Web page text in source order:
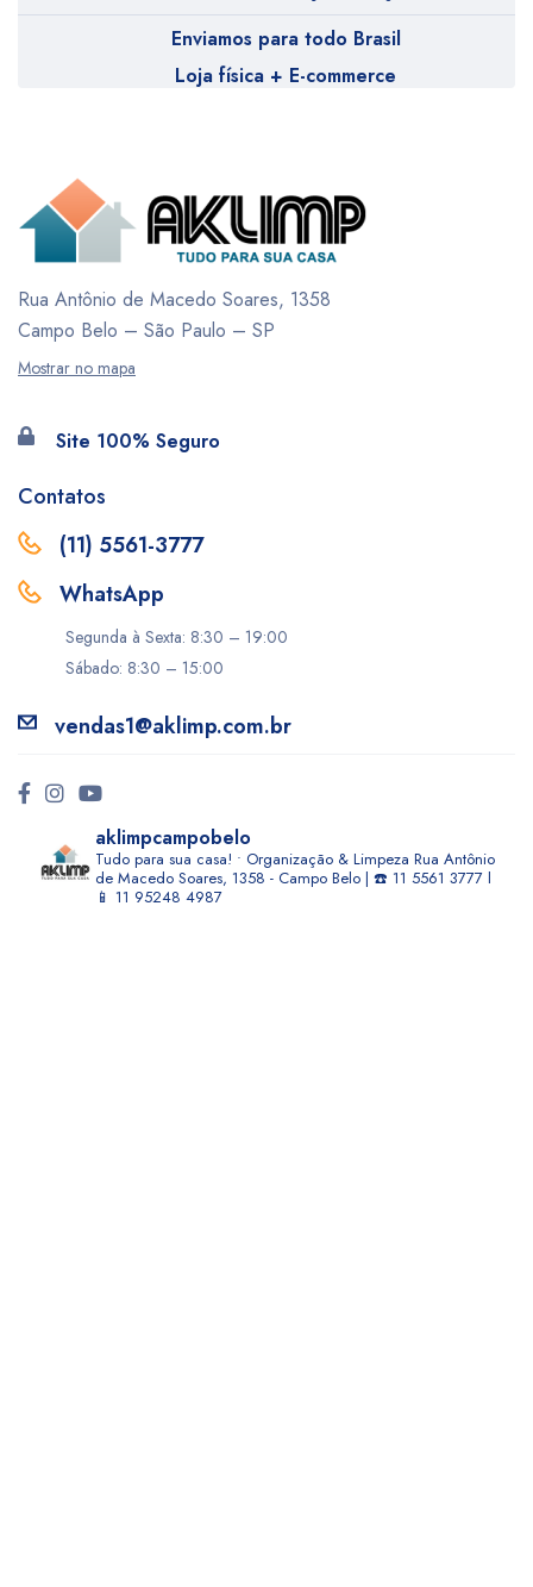
Enviamos para todo Brasil
Loja física + E-commerce
Rua Antônio de Macedo Soares, 1358
Campo Belo – São Paulo – SP
Mostrar no mapa
Site 100% Seguro
Contatos
(11) 5561-3777
WhatsApp
Segunda à Sexta: 8:30 – 19:00
Sábado: 8:30 – 15:00
vendas1@aklimp.com.br
aklimpcampobelo
Tudo para sua casa! • Organização & Limpeza Rua Antônio
de Macedo Soares, 1358 - Campo Belo | ☎️ 11 5561 3777 l
📱 11 95248 4987